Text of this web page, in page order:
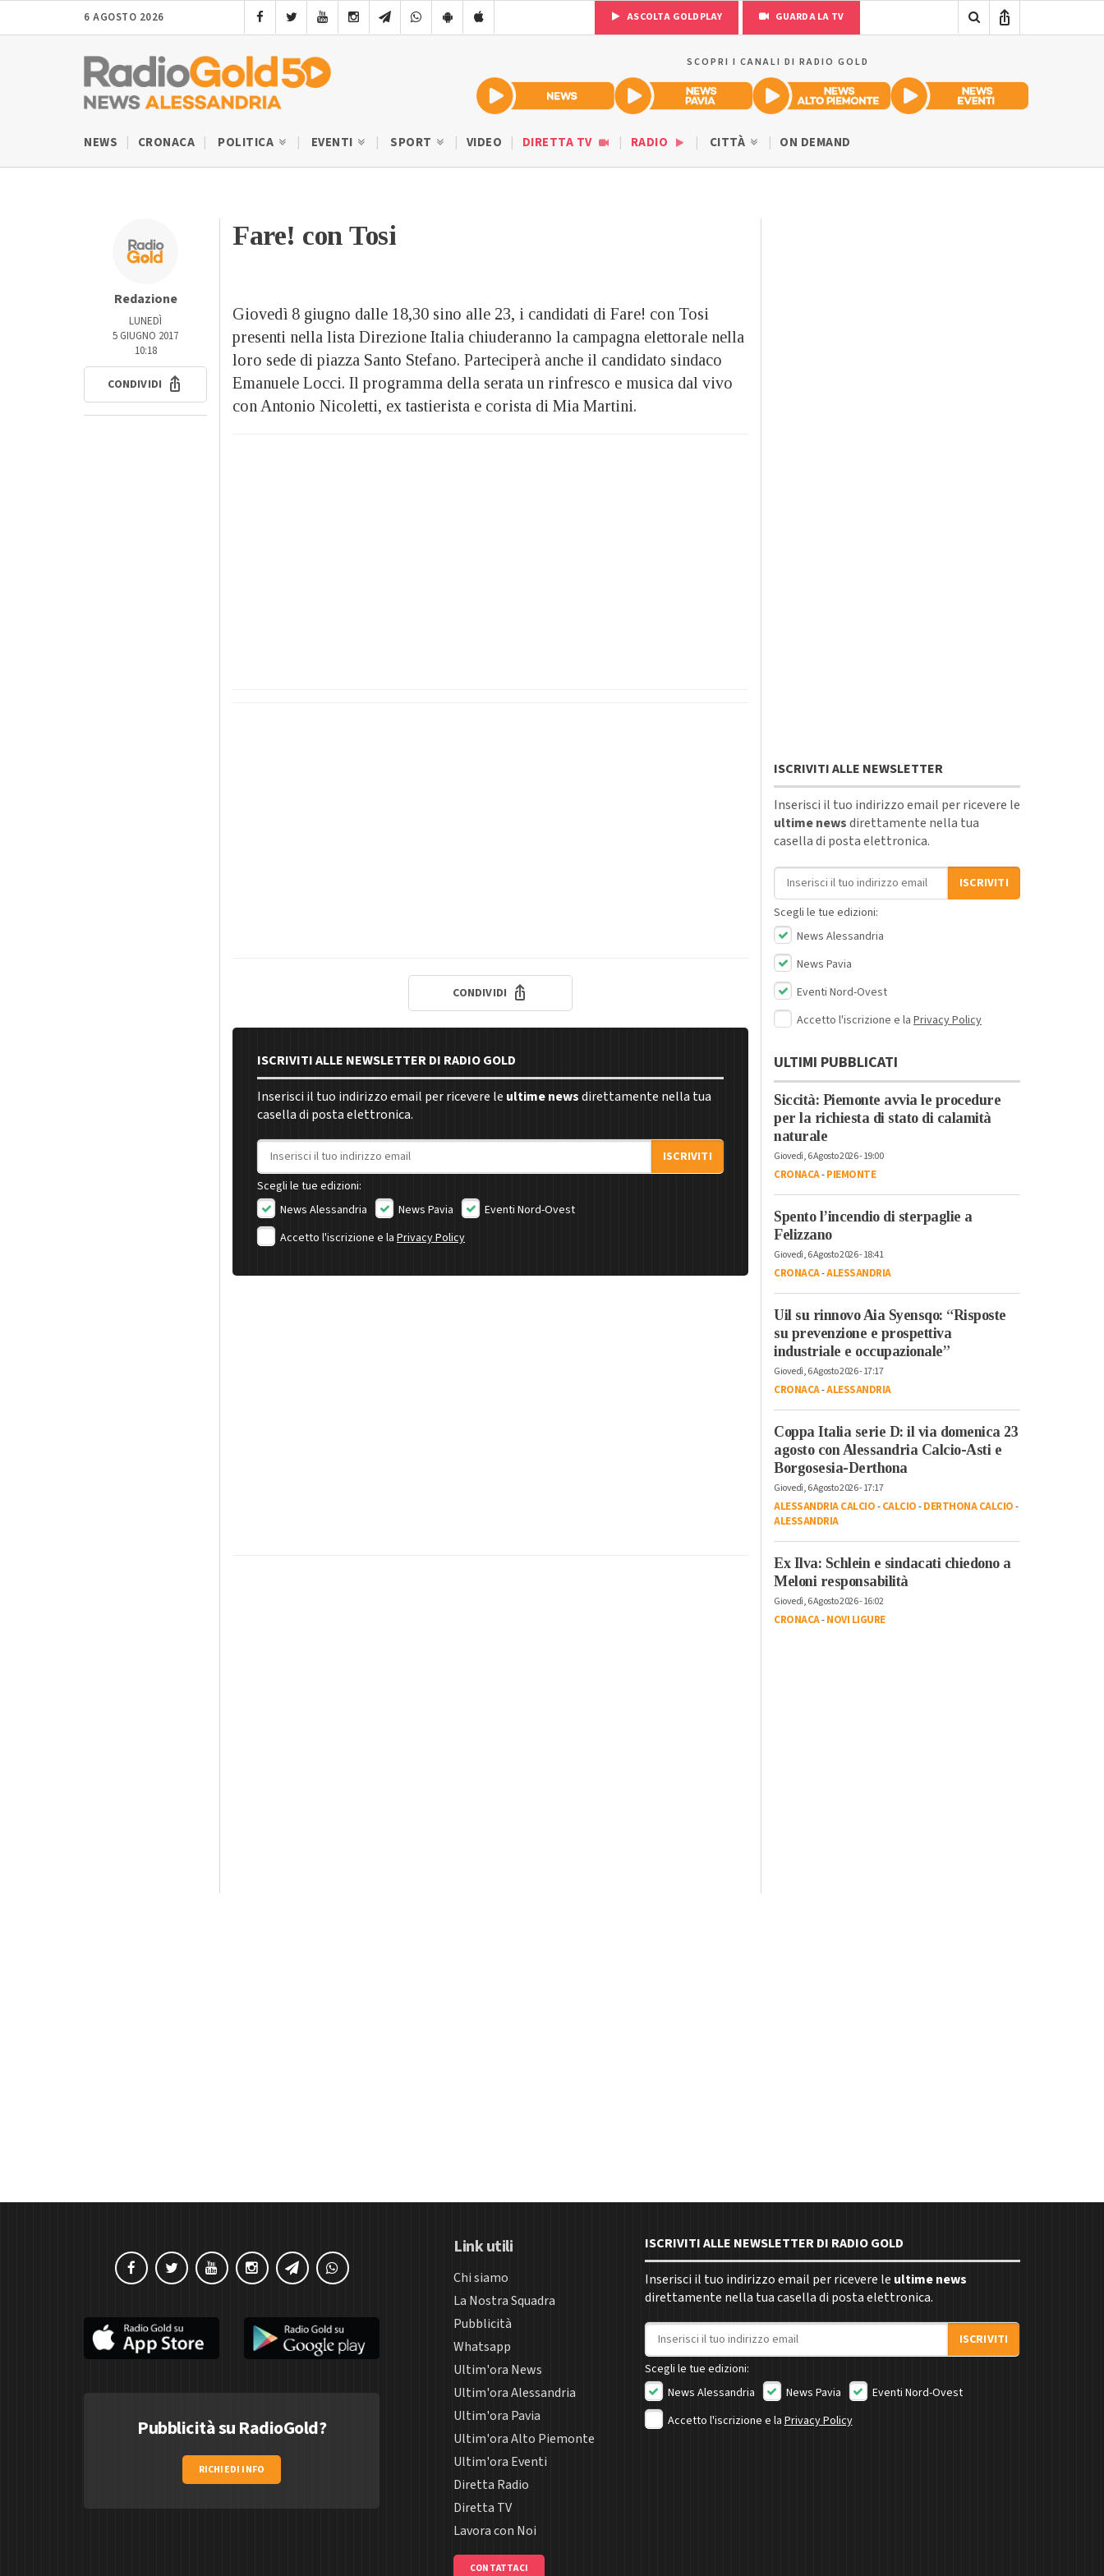
6 AGOSTO 2026 ASCOLTA GOLDPLAY GUARDA LA TV
SCOPRI I CANALI DI RADIO GOLD
NEWS CRONACA POLITICA EVENTI SPORT VIDEO DIRETTA TV RADIO CITTÀ ON DEMAND
Redazione
LUNEDÌ
5 GIUGNO 2017
10:18
CONDIVIDI
Fare! con Tosi
Giovedì 8 giugno dalle 18,30 sino alle 23, i candidati di Fare! con Tosi
presenti nella lista Direzione Italia chiuderanno la campagna elettorale nella
loro sede di piazza Santo Stefano. Parteciperà anche il candidato sindaco
Emanuele Locci. Il programma della serata un rinfresco e musica dal vivo
con Antonio Nicoletti, ex tastierista e corista di Mia Martini.
CONDIVIDI
ISCRIVITI ALLE NEWSLETTER DI RADIO GOLD
Inserisci il tuo indirizzo email per ricevere le ultime newsdirettamente nella tua
casella di posta elettronica.
Indirizzo email
ISCRIVITI
Scegli le tue edizioni:
News Alessandria
News Pavia
Eventi Nord-Ovest
Accetto l'iscrizione e la Privacy Policy
ISCRIVITI ALLE NEWSLETTER
Inserisci il tuo indirizzo email per ricevere le
ultime newsdirettamente nella tua
casella di posta elettronica.
Indirizzo email
ISCRIVITI
Scegli le tue edizioni:
News Alessandria
News Pavia
Eventi Nord-Ovest
Accetto l'iscrizione e la Privacy Policy
ULTIMI PUBBLICATI
Siccità: Piemonte avvia le procedure
per la richiesta di stato di calamità
naturale
Giovedì, 6 Agosto 2026 - 19:00
CRONACA-PIEMONTE
Spento l’incendio di sterpaglie a
Felizzano
Giovedì, 6 Agosto 2026 - 18:41
CRONACA-ALESSANDRIA
Uil su rinnovo Aia Syensqo: “Risposte
su prevenzione e prospettiva
industriale e occupazionale”
Giovedì, 6 Agosto 2026 - 17:17
CRONACA-ALESSANDRIA
Coppa Italia serie D: il via domenica 23
agosto con Alessandria Calcio-Asti e
Borgosesia-Derthona
Giovedì, 6 Agosto 2026 - 17:17
ALESSANDRIA CALCIO-CALCIO-DERTHONA CALCIO-
ALESSANDRIA
Ex Ilva: Schlein e sindacati chiedono a
Meloni responsabilità
Giovedì, 6 Agosto 2026 - 16:02
CRONACA-NOVI LIGURE
Pubblicità su RadioGold?
RICHIEDI INFO
Link utili
Chi siamo
La Nostra Squadra
Pubblicità
Whatsapp
Ultim'ora News
Ultim'ora Alessandria
Ultim'ora Pavia
Ultim'ora Alto Piemonte
Ultim'ora Eventi
Diretta Radio
Diretta TV
Lavora con Noi
CONTATTACI
ISCRIVITI ALLE NEWSLETTER DI RADIO GOLD
Inserisci il tuo indirizzo email per ricevere le ultime news
direttamente nella tua casella di posta elettronica.
Indirizzo email
ISCRIVITI
Scegli le tue edizioni:
News Alessandria
News Pavia
Eventi Nord-Ovest
Accetto l'iscrizione e la Privacy Policy